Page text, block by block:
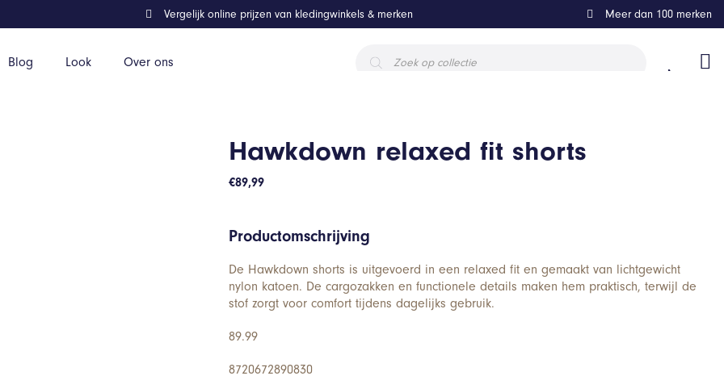
Blog Look Over ons
zoeken
Vergelijk online prijzen van kledingwinkels & merken Meer dan 100 merken
Hawkdown relaxed fit shorts
€89,99
Productomschrijving
De Hawkdown shorts is uitgevoerd in een relaxed fit en gemaakt van lichtgewicht
nylon katoen. De cargozakken en functionele details maken hem praktisch, terwijl de
stof zorgt voor comfort tijdens dagelijks gebruik.
89.99
8720672890830